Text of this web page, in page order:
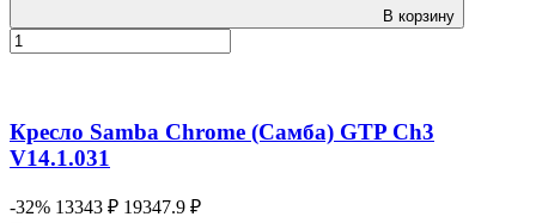
В корзину
Кресло Samba Chrome (Самба) GTP Ch3
V14.1.031
-32% 13343 ₽ 19347.9 ₽